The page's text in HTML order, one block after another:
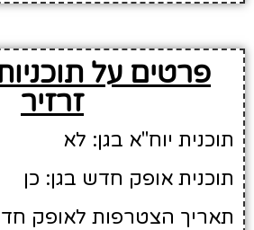
פרטים על תוכניות
זרזיר
תוכנית יוח"א בגן: לא
תוכנית אופק חדש בגן: כן
תאריך הצטרפות לאופק